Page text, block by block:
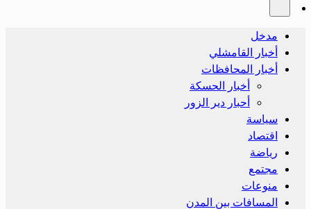
مدخل
أخبار القامشلي
أخبار المحافظات
أخبار الحسكة
أحبار دير الزور
سياسة
اقتصاد
رياضة
مجتمع
منوعات
المسافات بين المدن